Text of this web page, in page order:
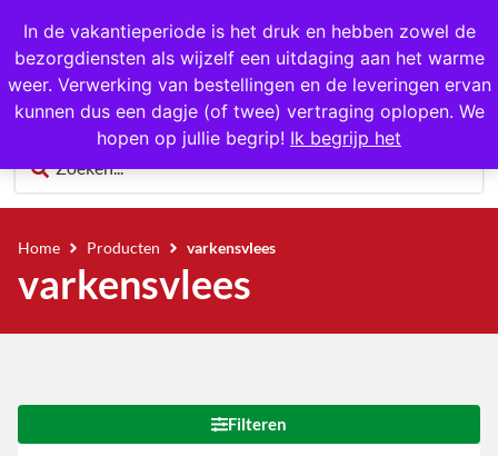
In de vakantieperiode is het druk en hebben zowel de
bezorgdiensten als wijzelf een uitdaging aan het warme
weer. Verwerking van bestellingen en de leveringen ervan
kunnen dus een dagje (of twee) vertraging oplopen. We
hopen op jullie begrip! Ik begrijp het
0
Home Producten varkensvlees
varkensvlees
Filteren